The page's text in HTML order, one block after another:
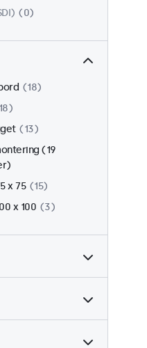
0
18
18
13
(19
x 75
15
x 100
3
6
18